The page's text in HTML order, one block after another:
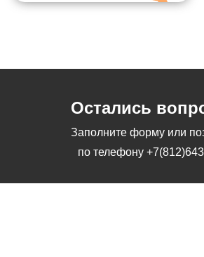
Остались
Заполните форму или
по телефону